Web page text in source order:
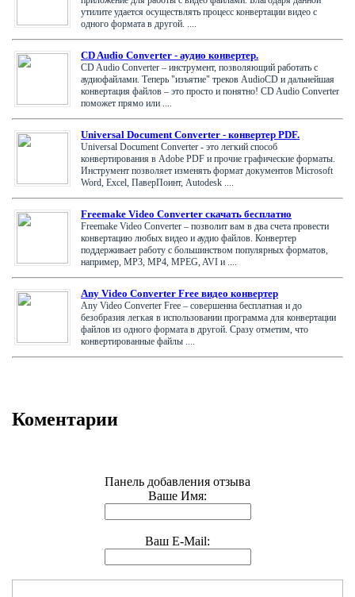
утилите удается осуществлять процесс конвертации видео с
одного формата в другой. ....
CD Audio Converter - аудио конвертер.
CD Audio Converter – инструмент, позволяющий работать с
аудиофайлами. Теперь "изъятие" треков AudioCD и дальнейшая
конвертация файлов – это просто и понятно! CD Audio Converter
поможет прямо или ....
Universal Document Converter - конвертер PDF.
Universal Document Converter - это легкий способ
конвертирования в Adobe PDF и прочие графические форматы.
Инструмент позволяет изменять формат документов Microsoft
Word, Excel, ПаверПоинт, Autodesk ....
Freemake Video Converter скачать бесплатно
Freemake Video Converter – позволит вам в два счета провести
конвертацию любых видео и аудио файлов. Конвертер
поддерживает работу с большинством популярных форматов,
например, MP3, MP4, MPEG, AVI и ....
Any Video Converter Free видео конвертер
Any Video Converter Free – совершенна бесплатная и до
безобразия легкая в использовании программа для конвертации
файлов из одного формата в другой. Сразу отметим, что
конвертированные файлы ....
Коментарии
Панель добавления отзыва
Ваше Имя:
Ваш E-Mail: